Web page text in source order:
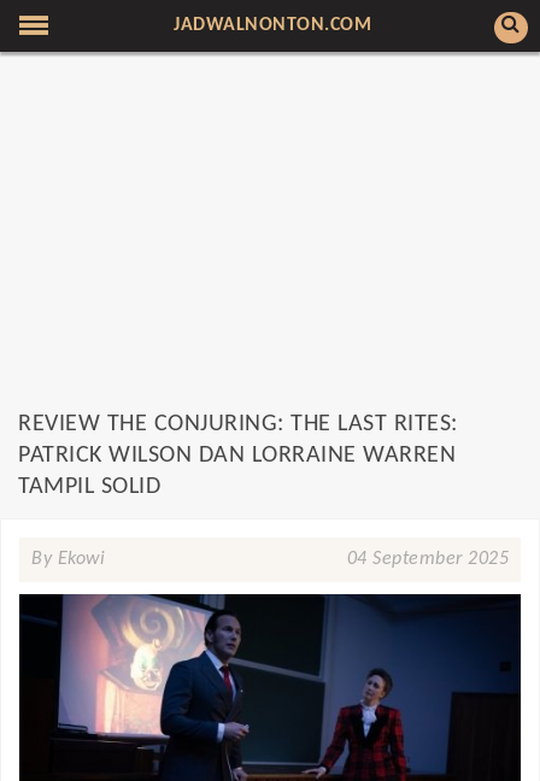
JADWALNONTON.COM
REVIEW THE CONJURING: THE LAST RITES:
PATRICK WILSON DAN LORRAINE WARREN
TAMPIL SOLID
By Ekowi 04 September 2025